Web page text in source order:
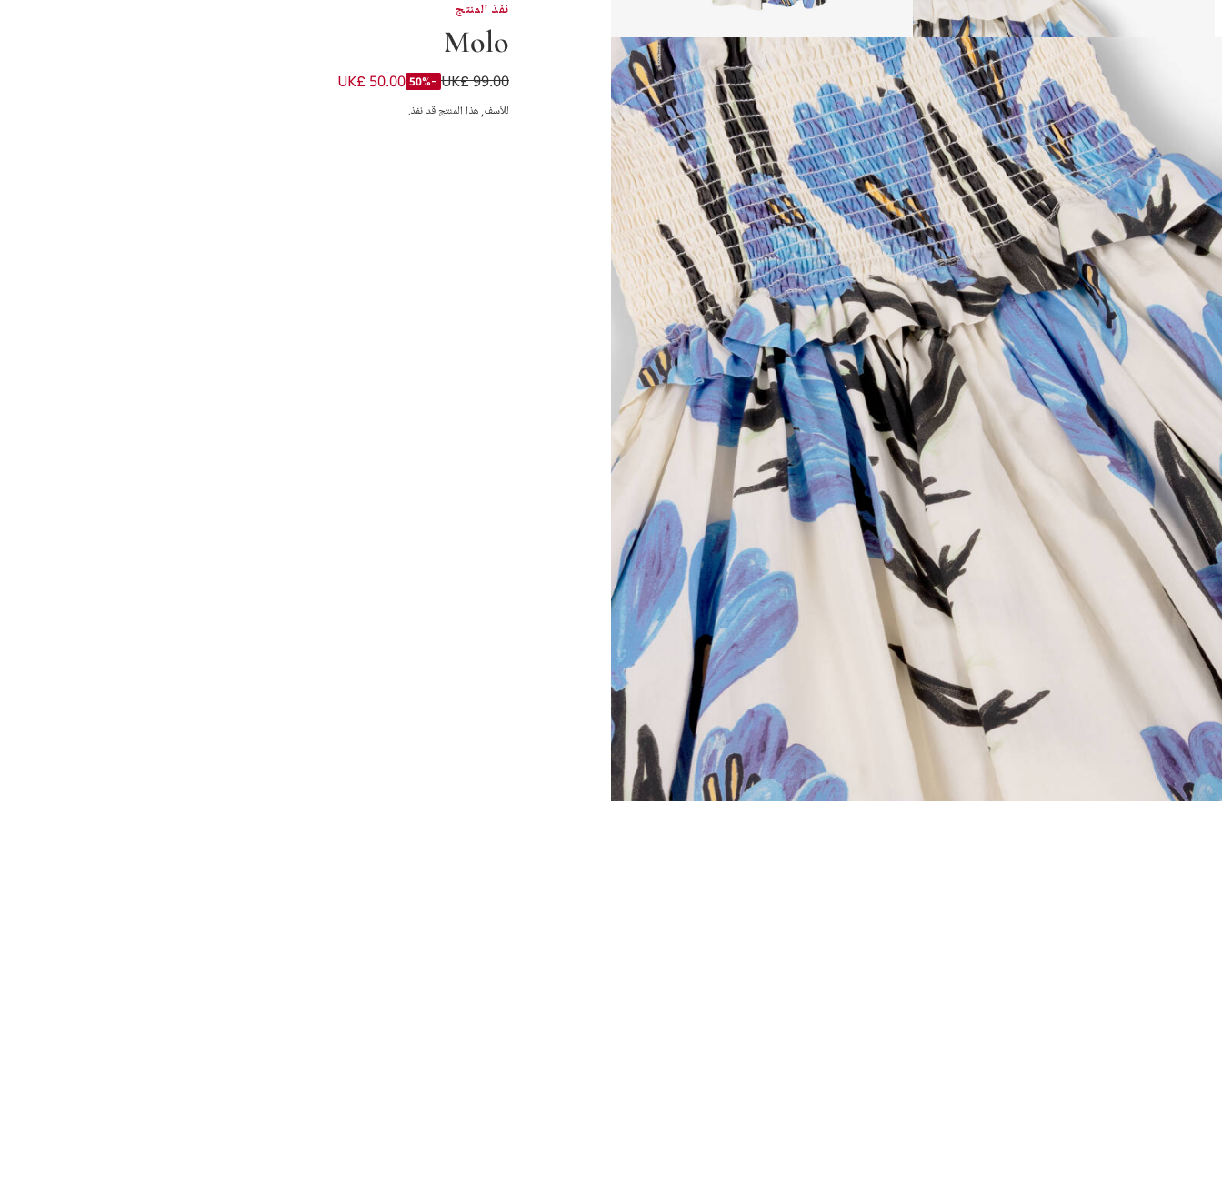
نفذ المنتج
Molo
فستان قطن بطبعة زهور لون عاجي وأزرق للبنات
UK£ 99.00
-50%
UK£ 50.00
للأسف, هذا المنتج قد نفذ.